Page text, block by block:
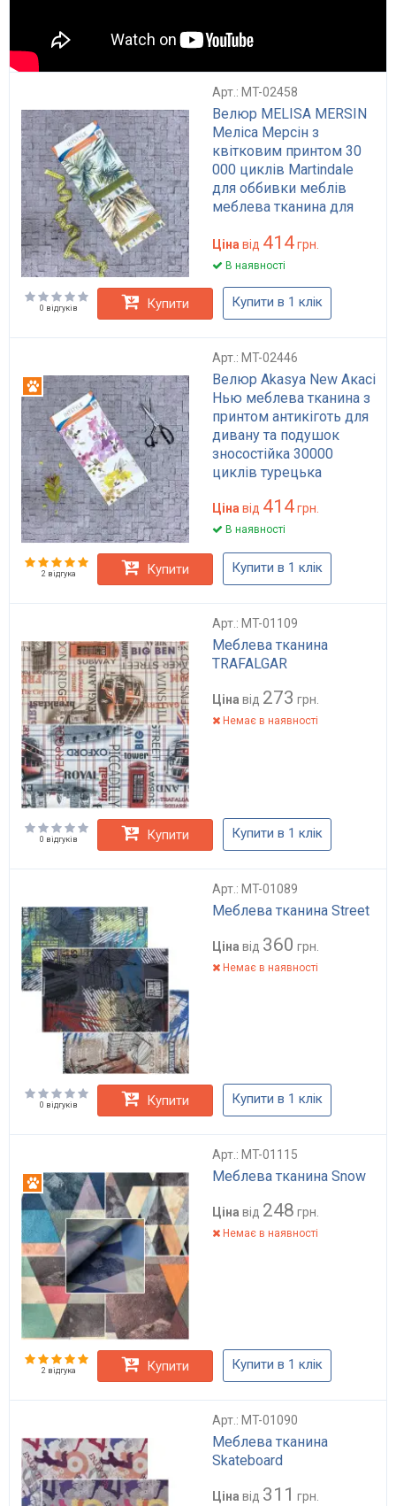
Арт.: MT-02458
Велюр MELISA MERSIN
Меліса Мерсін з
квітковим принтом 30
000 циклів Martindale
для оббивки меблів
меблева тканина для
кольори
Ціна від 414грн.
В наявності
0 відгуків Купити Купити в 1 клік
Арт.: MT-02446
Велюр Akasya New Акасі
Нью меблева тканина з
принтом антикіготь для
дивану та подушок
зносостійка 30000
циклів турецька
Антикіготь
Ціна від 414грн.
В наявності
2 відгука Купити Купити в 1 клік
Арт.: MT-01109
Меблева тканина
TRAFALGAR
Ціна від 273 грн.
Немає в наявності
0 відгуків Купити Купити в 1 клік
Арт.: MT-01089
Меблева тканина Street
Ціна від 360 грн.
Немає в наявності
0 відгуків Купити Купити в 1 клік
Арт.: MT-01115
Меблева тканина Snow
Антикіготь
Ціна від 248 грн.
Немає в наявності
2 відгука Купити Купити в 1 клік
Арт.: MT-01090
Меблева тканина
Skateboard
Ціна від 311 грн.